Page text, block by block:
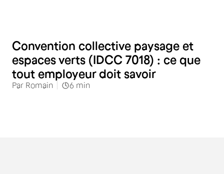
Convention collective paysage et
espaces verts (IDCC 7018) : ce que
tout employeur doit savoir
Par Romain 6 min